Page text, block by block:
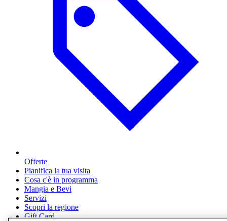
Offerte
Pianifica la tua visita
Cosa c'è in programma
Mangia e Bevi
Servizi
Scopri la regione
Gift Card